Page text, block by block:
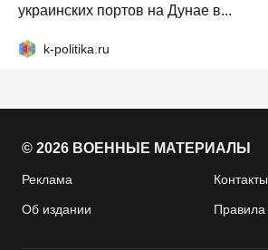
украинских портов на Дунае в...
k-politika.ru
© 2026 ВОЕННЫЕ МАТЕРИАЛЫ
Реклама Контакты
Об издании Правила